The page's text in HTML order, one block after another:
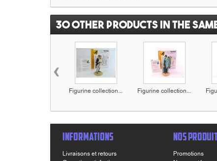
30 other products in the
Figurine collection... Figurine collection...
‹
INFORMATIONS
Livraisons et retours
NOS
Promotions